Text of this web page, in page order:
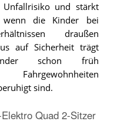
und stärkt
die Kinder bei
draußen
auf Sicherheit trägt
schon früh
Fahrgewohnheiten
sind.
Quad 2-Sitzer